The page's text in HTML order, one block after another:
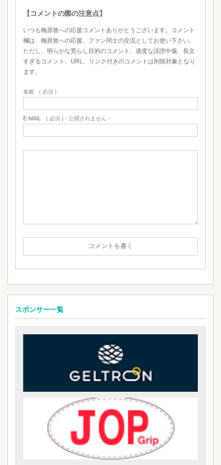
【コメントの際の注意点】
いつも梅原敦への応援コメントありがとうございます。コメント
欄は、梅原敦への応援、ファン同士の交流としてお使い下さい。
ただし、明らかな荒らし目的のコメント、過度な誹謗中傷、長文
すぎるコメント、URL、リンク付きのコメントは削除対象となり
ます。
名前 ( 必須 )
E-MAIL ( 必須 ) - 公開されません -
スポンサー一覧